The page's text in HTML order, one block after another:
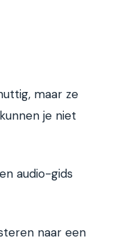
maar ze
je niet
audio-gids
naar een